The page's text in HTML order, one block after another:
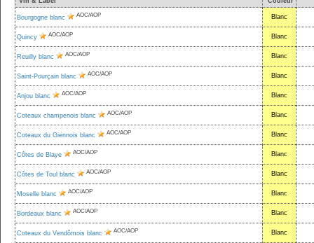
Bourgogne blanc AOC/AOP Blanc
Quincy AOC/AOP Blanc
Reuilly blanc AOC/AOP Blanc
Saint-Pourçain blanc AOC/AOP Blanc
Anjou blanc AOC/AOP Blanc
Coteaux champenois blanc AOC/AOP Blanc
Coteaux du Giennois blanc AOC/AOP Blanc
Côtes de Blaye AOC/AOP Blanc
Côtes de Toul blanc AOC/AOP Blanc
Moselle blanc AOC/AOP Blanc
Bordeaux blanc AOC/AOP Blanc
Coteaux du Vendômois blanc AOC/AOP Blanc